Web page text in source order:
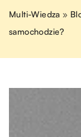
Multi-Wiedza »
samochodzie?